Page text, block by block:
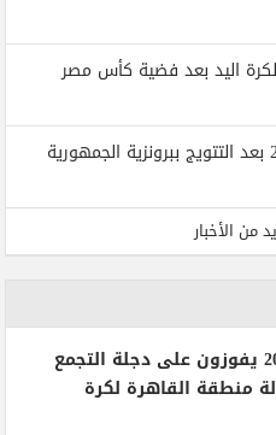
من الأخبار
أولاد 2017 يفوزون على دجلة التجمع
منطقة القاهرة لكرة